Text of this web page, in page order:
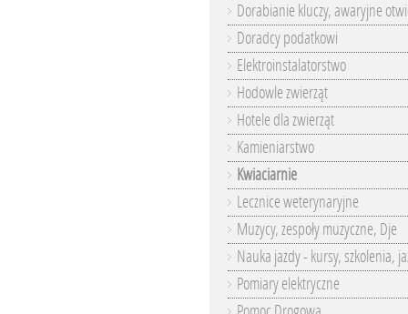
Dorabianie kluczy, awaryjne
Doradcy podatkowi
Elektroinstalatorstwo
Hodowle zwierząt
Hotele dla zwierząt
Kamieniarstwo
Kwiaciarnie
Lecznice weterynaryjne
Muzycy, zespoły muzyczne, Dje
Nauka jazdy - kursy, szkolenia,
Pomiary elektryczne